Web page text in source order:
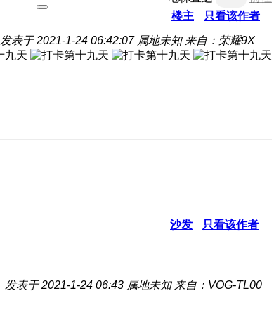
楼主
只看该作者
发表于 2021-1-24 06:42:07 属地未知 来自：荣耀9X
沙发 只看该作者
发表于 2021-1-24 06:43 属地未知 来自：VOG-TL00